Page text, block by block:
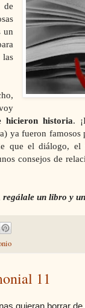
un
hicieron historia.
ya fueron
que el diálogo,
consejos de
regálale un libro y
11